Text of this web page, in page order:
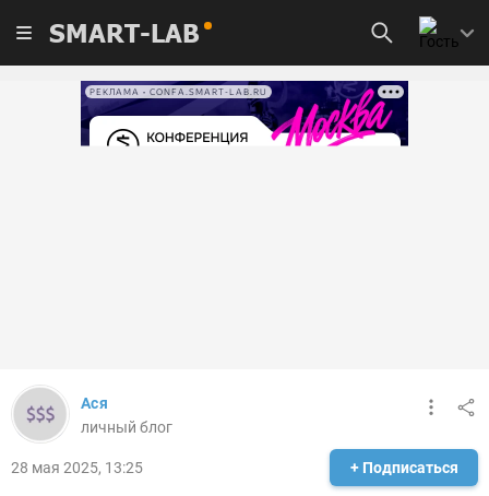
SMART-LAB
РЕКЛАМА • CONFA.SMART-LAB.RU
Ася
личный блог
28 мая 2025, 13:25 + Подписаться